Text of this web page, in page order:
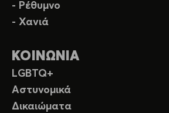
- Ρέθυμνο
- Χανιά
ΚΟΙΝΩΝΙΑ
LGBTQ+
Αστυνομικά
Δικαιώματα